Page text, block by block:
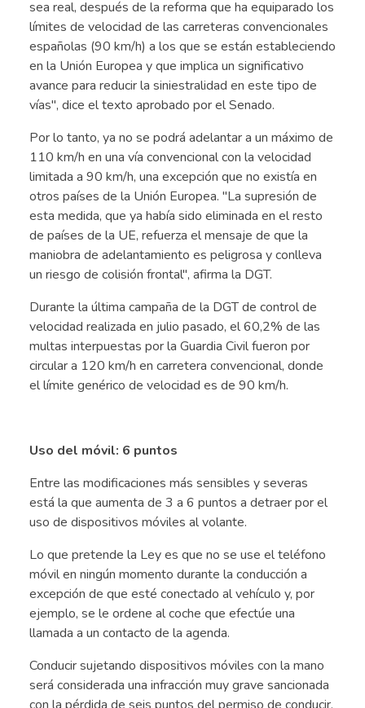
sea real, después de la reforma que ha equiparado los
límites de velocidad de las carreteras convencionales
españolas (90 km/h) a los que se están estableciendo
en la Unión Europea y que implica un significativo
avance para reducir la siniestralidad en este tipo de
vías", dice el texto aprobado por el Senado.
Por lo tanto, ya no se podrá adelantar a un máximo de
110 km/h en una vía convencional con la velocidad
limitada a 90 km/h, una excepción que no existía en
otros países de la Unión Europea. "La supresión de
esta medida, que ya había sido eliminada en el resto
de países de la UE, refuerza el mensaje de que la
maniobra de adelantamiento es peligrosa y conlleva
un riesgo de colisión frontal", afirma la DGT.
Durante la última campaña de la DGT de control de
velocidad realizada en julio pasado, el 60,2% de las
multas interpuestas por la Guardia Civil fueron por
circular a 120 km/h en carretera convencional, donde
el límite genérico de velocidad es de 90 km/h.
Uso del móvil: 6 puntos
Entre las modificaciones más sensibles y severas
está la que aumenta de 3 a 6 puntos a detraer por el
uso de dispositivos móviles al volante.
Lo que pretende la Ley es que no se use el teléfono
móvil en ningún momento durante la conducción a
excepción de que esté conectado al vehículo y, por
ejemplo, se le ordene al coche que efectúe una
llamada a un contacto de la agenda.
Conducir sujetando dispositivos móviles con la mano
será considerada una infracción muy grave sancionada